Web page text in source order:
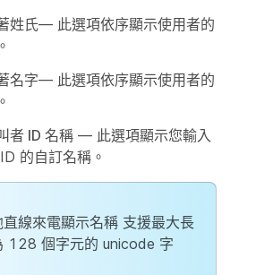
姓氏— 此選項依序顯示使用者的
名字— 此選項依序顯示使用者的
者 ID 名稱 — 此選項顯示您輸入
的自訂名稱。
直線來電顯示名稱 支援最大長
128 個字元的 unicode 字